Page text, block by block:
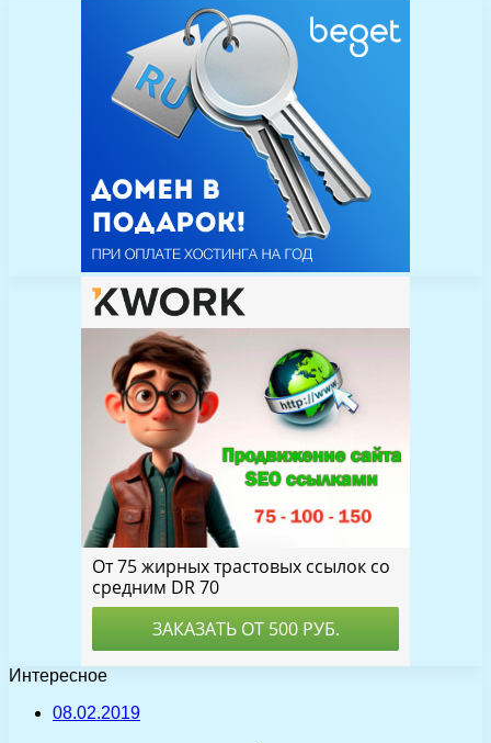
Интересное
08.02.2019